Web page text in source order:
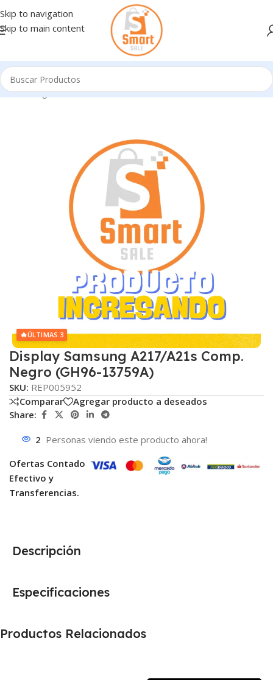
Skip to navigation
Skip to main content
Inicio/Ingresando
🔥ÚLTIMAS 3
Display Samsung A217/A21s Comp.
Negro (GH96-13759A)
SKU: REP005952
Comparar
Agregar producto a deseados
Share:
2 Personas viendo este producto ahora!
Ofertas Contado
Efectivo y
Transferencias.
Descripción
Especificaciones
Productos Relacionados